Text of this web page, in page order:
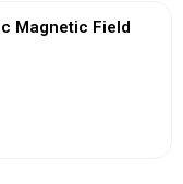
Magnetic Field